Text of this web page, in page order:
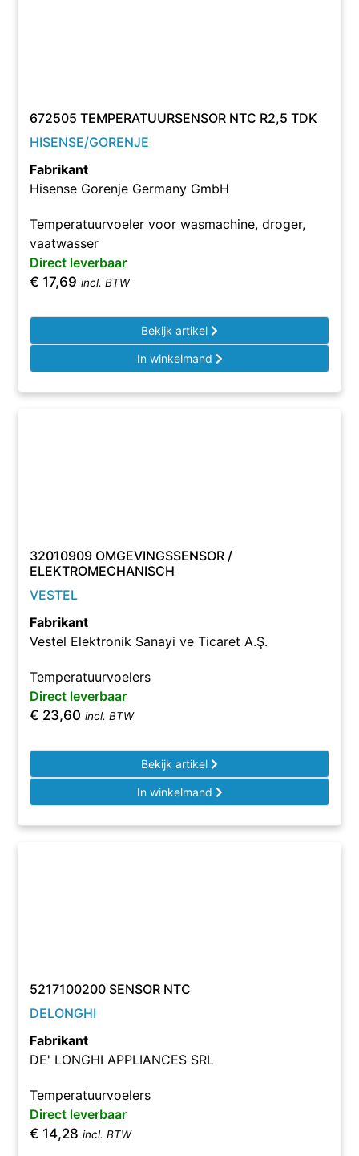
672505 TEMPERATUURSENSOR NTC R2,5 TDK
HISENSE/GORENJE
Fabrikant
Hisense Gorenje Germany GmbH
Temperatuurvoeler voor wasmachine, droger,
vaatwasser
Direct leverbaar
€ 17,69 incl. BTW
Bekijk artikel
In winkelmand
32010909 OMGEVINGSSENSOR /
ELEKTROMECHANISCH
VESTEL
Fabrikant
Vestel Elektronik Sanayi ve Ticaret A.Ş.
Temperatuurvoelers
Direct leverbaar
€ 23,60 incl. BTW
Bekijk artikel
In winkelmand
5217100200 SENSOR NTC
DELONGHI
Fabrikant
DE' LONGHI APPLIANCES SRL
Temperatuurvoelers
Direct leverbaar
€ 14,28 incl. BTW